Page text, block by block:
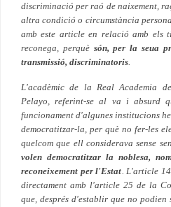
discriminació per raó de naixement,
altra condició o circumstància
amb este article en relació amb
reconega, perquè són, per la seua
transmissió, discriminatoris.
L'acadèmic de la Real Academia
Pelayo, referint-se al va i absurd
funcionament d'algunes institucions
democratitzar-la, per què no fer-les
quelcom que ell considerava sense
volen democratitzar la noblesa,
reconeixement per l'Estat. L'article
directament amb l'article 25 de la
que, després d'establir que no